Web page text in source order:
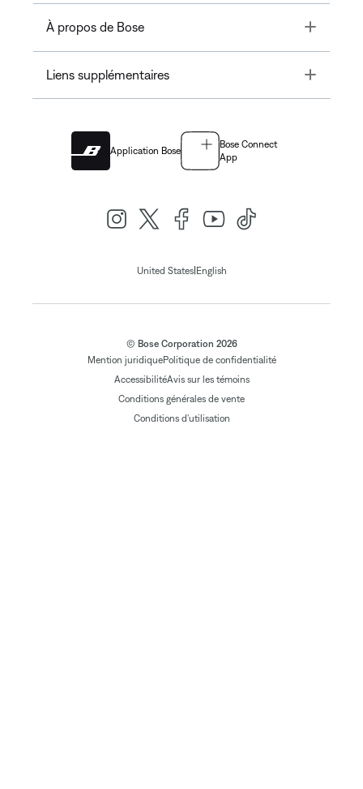
À propos de Bose Toggle
Liens supplémentaires Toggle
Application Bose
Bose Connect
App
United States| English
© Bose Corporation 2026
Mention juridiquePolitique de confidentialité
AccessibilitéAvis sur les témoins
Conditions générales de vente
Conditions d'utilisation